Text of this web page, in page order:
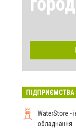
WaterStore -
обладнання